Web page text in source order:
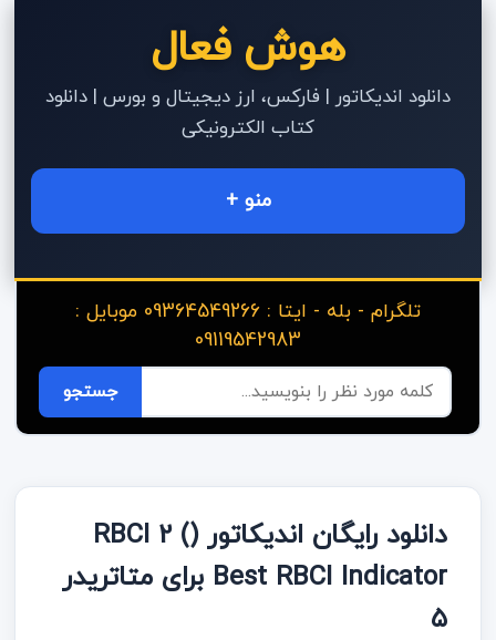
هوش فعال
دانلود اندیکاتور | فارکس، ارز دیجیتال و بورس | دانلود
کتاب الکترونیکی
منو +
تلگرام - بله - ایتا : 09364549266 موبایل :
09119542983
دانلود رایگان اندیکاتور (RBCI 2 (
Best RBCI Indicator برای متاتریدر
۵